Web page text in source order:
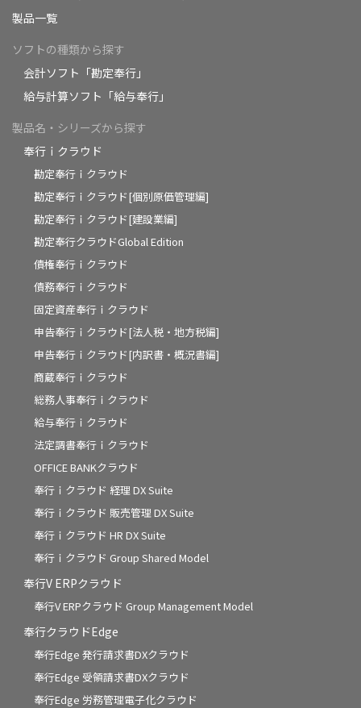
製品一覧
ソフトの種類から探す
会計ソフト「勘定奉行」
給与計算ソフト「給与奉行」
製品名・シリーズから探す
奉行ｉクラウド
勘定奉行ｉクラウド
勘定奉行ｉクラウド[個別原価管理編]
勘定奉行ｉクラウド[建設業編]
勘定奉行クラウドGlobal Edition
債権奉行ｉクラウド
債務奉行ｉクラウド
固定資産奉行ｉクラウド
申告奉行ｉクラウド[法人税・地方税編]
申告奉行ｉクラウド[内訳書・概況書編]
商蔵奉行ｉクラウド
総務人事奉行ｉクラウド
給与奉行ｉクラウド
法定調書奉行ｉクラウド
OFFICE BANKクラウド
奉行ｉクラウド 経理 DX Suite
奉行ｉクラウド 販売管理 DX Suite
奉行ｉクラウド HR DX Suite
奉行ｉクラウド Group Shared Model
奉行V ERPクラウド
奉行V ERPクラウド Group Management Model
奉行クラウドEdge
奉行Edge 発行請求書DXクラウド
奉行Edge 受領請求書DXクラウド
奉行Edge 労務管理電子化クラウド